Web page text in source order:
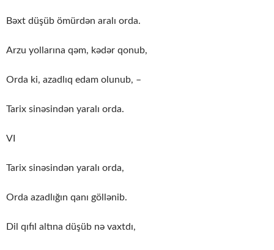
Bəxt düşüb ömürdən aralı orda.
Arzu yollarına qəm, kədər qonub,
Orda ki, azadlıq edam olunub, –
Tarix sinəsindən yaralı orda.
VI
Tarix sinəsindən yaralı orda,
Orda azadlığın qanı göllənib.
Dil qıfıl altına düşüb nə vaxtdı,